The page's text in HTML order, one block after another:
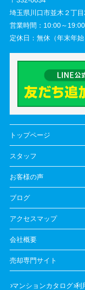
埼玉県川口市並木２丁
営業時間： 10:00～19:00
定休日： 無休（年末年始
トップページ
スタッフ
お客様の声
ブログ
アクセスマップ
会社概要
売却専門サイト
マンションカタログ 利